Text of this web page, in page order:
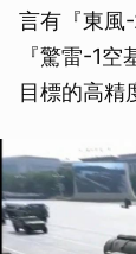
言有『東風
『驚雷-1
目標的高精